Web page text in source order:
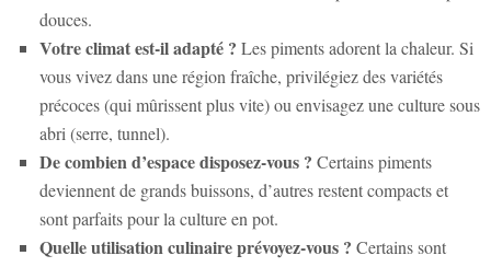
douces.
Votre climat est-il adapté ? Les piments adorent la chaleur. Si
vous vivez dans une région fraîche, privilégiez des variétés
précoces (qui mûrissent plus vite) ou envisagez une culture sous
abri (serre, tunnel).
De combien d’espace disposez-vous ? Certains piments
deviennent de grands buissons, d’autres restent compacts et
sont parfaits pour la culture en pot.
Quelle utilisation culinaire prévoyez-vous ? Certains sont